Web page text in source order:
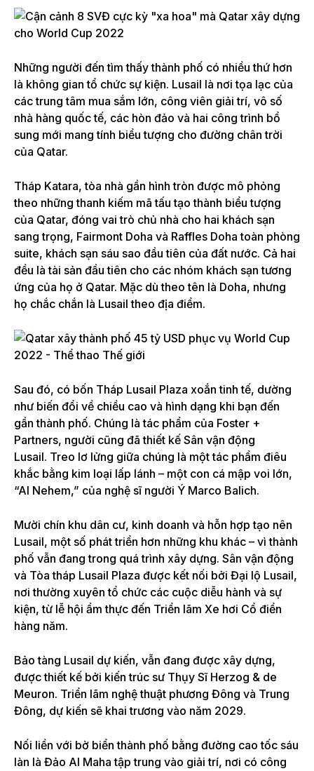
Những người đến tìm thấy thành phố có nhiều thứ hơn
là không gian tổ chức sự kiện. Lusail là nơi tọa lạc của
các trung tâm mua sắm lớn, công viên giải trí, vô số
nhà hàng quốc tế, các hòn đảo và hai công trình bổ
sung mới mang tính biểu tượng cho đường chân trời
của Qatar.
Tháp Katara, tòa nhà gần hình tròn được mô phỏng
theo những thanh kiếm mã tấu tạo thành biểu tượng
của Qatar, đóng vai trò chủ nhà cho hai khách sạn
sang trọng, Fairmont Doha và Raffles Doha toàn phòng
suite, khách sạn sáu sao đầu tiên của đất nước. Cả hai
đều là tài sản đầu tiên cho các nhóm khách sạn tương
ứng của họ ở Qatar. Mặc dù theo tên là Doha, nhưng
họ chắc chắn là Lusail theo địa điểm.
Sau đó, có bốn Tháp Lusail Plaza xoắn tinh tế, dường
như biến đổi về chiều cao và hình dạng khi bạn đến
gần thành phố. Chúng là tác phẩm của Foster +
Partners, người cũng đã thiết kế Sân vận động
Lusail. Treo lơ lửng giữa chúng là một tác phẩm điêu
khắc bằng kim loại lấp lánh – một con cá mập voi lớn,
“Al Nehem,” của nghệ sĩ người Ý Marco Balich.
Mười chín khu dân cư, kinh doanh và hỗn hợp tạo nên
Lusail, một số phát triển hơn những khu khác – vì thành
phố vẫn đang trong quá trình xây dựng. Sân vận động
và Tòa tháp Lusail Plaza được kết nối bởi Đại lộ Lusail,
nơi thường xuyên tổ chức các cuộc diễu hành và sự
kiện, từ lễ hội ẩm thực đến Triển lãm Xe hơi Cổ điển
hàng năm.
Bảo tàng Lusail dự kiến, vẫn đang được xây dựng,
được thiết kế bởi kiến ​​trúc sư Thụy Sĩ Herzog & de
Meuron. Triển lãm nghệ thuật phương Đông và Trung
Đông, dự kiến ​​sẽ khai trương vào năm 2029.
Nối liền với bờ biển thành phố bằng đường cao tốc sáu
làn là Đảo Al Maha tập trung vào giải trí, nơi có công